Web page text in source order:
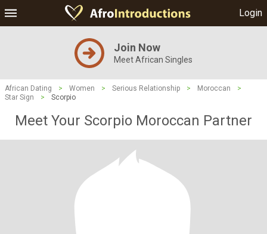
Login
Join Now
Meet African Singles
African Dating > Women > Serious Relationship > Moroccan
>
Star Sign
> Scorpio
Meet Your Scorpio Moroccan Partner